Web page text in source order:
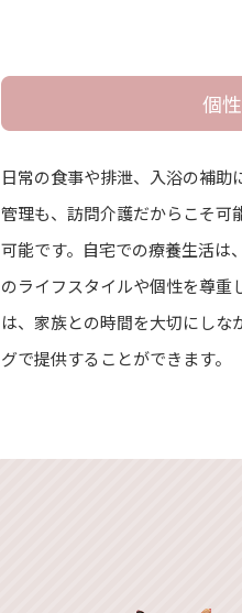
個
日常の食事や排泄、入浴の補
管理も、訪問介護だからこそ可
可能です。自宅での療養生活は
のライフスタイルや個性を尊重
は、家族との時間を大切にし
グで提供することができます。